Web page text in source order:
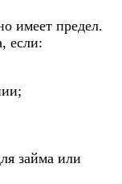
имеет предел.
если:
займа или